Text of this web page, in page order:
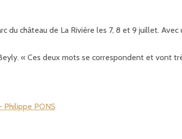
du château de La Rivière les 7, 8 et 9 juillet.
« Ces deux mots se correspondent et vont